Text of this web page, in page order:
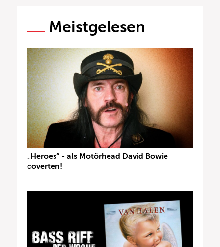
Meistgelesen
„Heroes“ - als Motörhead David Bowie
coverten!